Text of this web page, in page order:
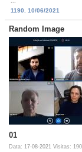
1190. 10/06/2021
Random Image
01
Data: 17-08-2021 Visitas: 190